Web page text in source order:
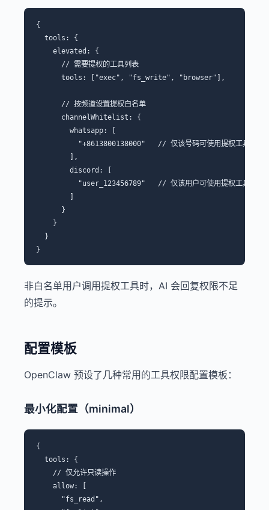
{
  tools: {
    elevated: {
      // 需要提权的工具列表
      tools: ["exec", "fs_write", "browser"],
      // 按频道设置提权白名单
      channelWhitelist: {
        whatsapp: [
          "+8613800138000"   // 仅该号码可使用提权工具
        ],
        discord: [
          "user_123456789"   // 仅该用户可使用提权工具
        ]
      }
    }
  }
非白名单用户调用提权工具时，AI 会回复权限不足
的提示。
配置模板
OpenClaw 预设了几种常用的工具权限配置模板：
最小化配置（minimal）
{
  tools: {
    // 仅允许只读操作
    allow: [
      "fs_read",